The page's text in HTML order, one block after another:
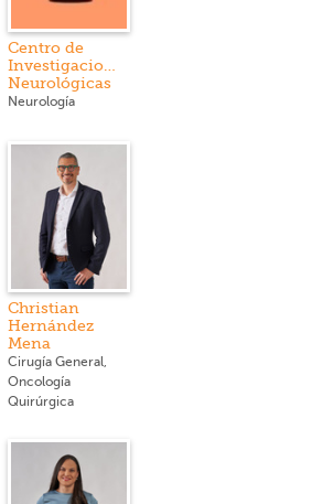
Centro de
Investigaciones
Neurológicas
Neurología
Christian
Hernández
Mena
Cirugía General,
Oncología
Quirúrgica